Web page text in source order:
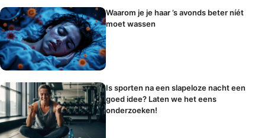
Waarom je je haar ’s avonds beter níét
moet wassen
Is sporten na een slapeloze nacht een
goed idee? Laten we het eens
onderzoeken!